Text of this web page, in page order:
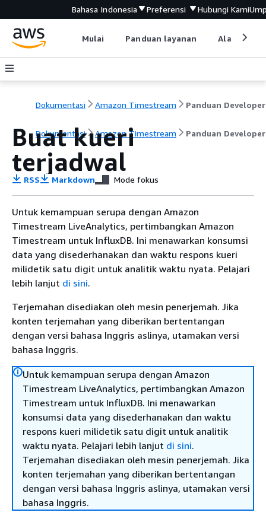
Bahasa Indonesia Preferensi Hubungi Kami
Mulai Panduan layanan Alat
Dokumentasi Amazon Timestream Panduan Developer
Dokumentasi Amazon Timestream Panduan Developer
Buat kueri
terjadwal
RSS Markdown Mode fokus
Untuk kemampuan serupa dengan Amazon
Timestream LiveAnalytics, pertimbangkan Amazon
Timestream untuk InfluxDB. Ini menawarkan konsumsi
data yang disederhanakan dan waktu respons kueri
milidetik satu digit untuk analitik waktu nyata. Pelajari
lebih lanjut di sini.
Terjemahan disediakan oleh mesin penerjemah. Jika
konten terjemahan yang diberikan bertentangan
dengan versi bahasa Inggris aslinya, utamakan versi
bahasa Inggris.
Untuk kemampuan serupa dengan Amazon
Timestream LiveAnalytics, pertimbangkan Amazon
Timestream untuk InfluxDB. Ini menawarkan
konsumsi data yang disederhanakan dan waktu
respons kueri milidetik satu digit untuk analitik
waktu nyata. Pelajari lebih lanjut di sini.
Terjemahan disediakan oleh mesin penerjemah. Jika
konten terjemahan yang diberikan bertentangan
dengan versi bahasa Inggris aslinya, utamakan versi
bahasa Inggris.